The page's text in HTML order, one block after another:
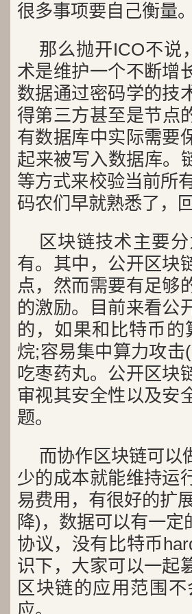
很多事项要自己衡量
那么抛开ICO不说
术是维护一个不断增
数据通过密码学的技
得第三方甚至是节点
有数据库中实际需要
起来被写入数据库。
等方式来校验当前所
码农们早就熟悉了，
区块链技术主要
有。其中，公开区块
点，然而需要有足够
的激励。目前来看公
的，如果和比特币
烷;容易集中算力攻
吃枣药丸。公开区块
审视其安全性以及安
题。
而协作区块链可以
少的成本就能维持运
易费用，有很好的扩
降)，数据可以有一
协议，没有比特币
识下，大家可以一起
区块链的应用范围
应。